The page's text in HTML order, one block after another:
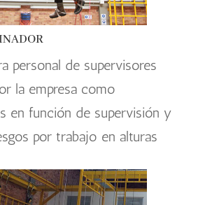
personal de supervisores
la empresa como
en función de supervisión y
por trabajo en alturas